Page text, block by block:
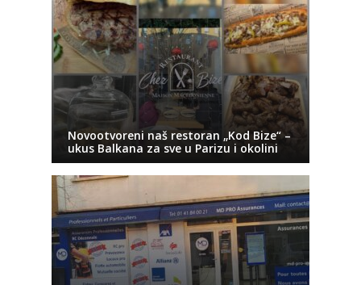
Novootvoreni naš restoran „Kod Bize“ –
ukus Balkana za sve u Parizu i okolini